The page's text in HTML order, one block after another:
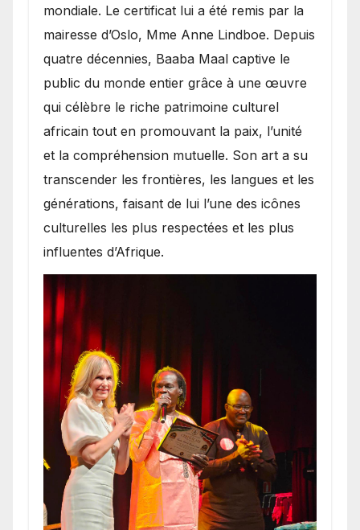
mondiale. Le certificat lui a été remis par la
mairesse d’Oslo, Mme Anne Lindboe. Depuis
quatre décennies, Baaba Maal captive le
public du monde entier grâce à une œuvre
qui célèbre le riche patrimoine culturel
africain tout en promouvant la paix, l’unité
et la compréhension mutuelle. Son art a su
transcender les frontières, les langues et les
générations, faisant de lui l’une des icônes
culturelles les plus respectées et les plus
influentes d’Afrique.